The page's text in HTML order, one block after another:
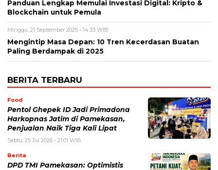
Panduan Lengkap Memulai Investasi Digital: Kripto &
Blockchain untuk Pemula
Minggu, 21 September 2025 - 14:33 WIB
Mengintip Masa Depan: 10 Tren Kecerdasan Buatan
Paling Berdampak di 2025
BERITA TERBARU
Food
Pentol Ghepek ID Jadi Primadona
Harkopnas Jatim di Pamekasan,
Penjualan Naik Tiga Kali Lipat
Sabtu, 25 Jul 2026 - 21:01 WIB
Berita
DPD TMI Pamekasan: Optimistis